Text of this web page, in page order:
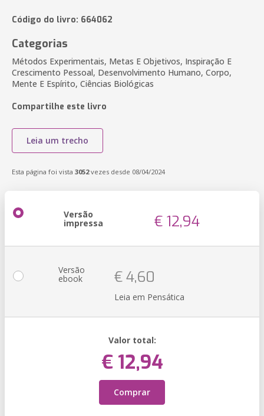
Código do livro: 664062
Categorias
Métodos Experimentais, Metas E Objetivos, Inspiração E
Crescimento Pessoal, Desenvolvimento Humano, Corpo,
Mente E Espírito, Ciências Biológicas
Compartilhe este livro
Leia um trecho
Esta página foi vista 3052vezes desde 08/04/2024
Versão
impressa € 12,94
Versão
ebook € 4,60
Leia em Pensática
Valor total:
€ 12,94
Comprar